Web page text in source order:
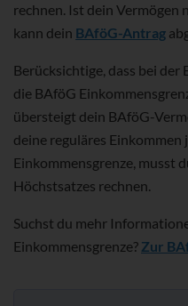
rechnen. Ist dein Vermögen
kann dein BAföG-Antrag
Berücksichtige, dass bei der
die BAföG
übersteigt dein BAföG-
deine reguläres Einkommen
Einkommensgrenze, musst
Höchstsatzes rechnen.
Suchst du mehr
Einkommensgrenze? Zur